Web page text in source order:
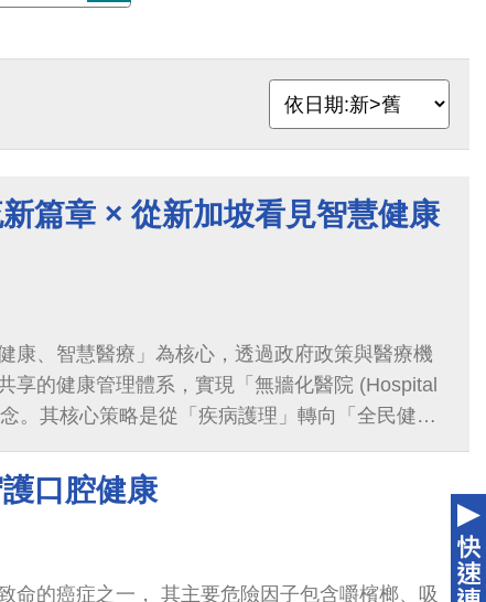
篇章 × 從新加坡看見智慧健康
康、智慧醫療」為核心，透過政府政策與醫療機
享的健康管理體系，實現「無牆化醫院 (Hospital
。其核心策略是從「疾病護理」轉向「全民健
「社區」，並以完善的 AI 戰略與智慧醫療治理架
居家照護與數位整合，成為亞洲醫療轉型的重要
口腔健康
命的癌症之一， 其主要危險因子包含嚼檳榔、吸